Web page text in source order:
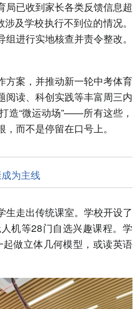
局已收到家长各类反馈信息超
及学校执行不到位的情况。
进行实地核查并责令整改。
方案，并推动新一轮中考体育
阅读、科创实践等丰富周三内
造“微运动场”——所有这些，
，而不是停留在口号上。
为主线
走出传统课室。学校开设了
机等28门自选兴趣课程。学
做立体几何模型，或读英语